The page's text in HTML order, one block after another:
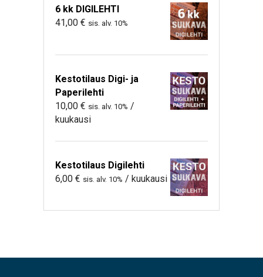
6 kk DIGILEHTI
41,00 € sis. alv. 10%
Kestotilaus Digi- ja
Paperilehti
10,00 € sis. alv. 10% /
kuukausi
Kestotilaus Digilehti
6,00 € sis. alv. 10% / kuukausi